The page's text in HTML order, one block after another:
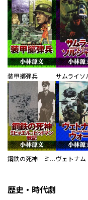
装甲擲弾兵
鋼鉄の死神 ミヒャエル・ビットマン戦記
歴史・時代劇